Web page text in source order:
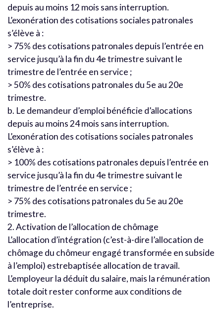
depuis au moins 12 mois sans interruption.
L’exonération des cotisations sociales patronales
s’élève à :
> 75% des cotisations patronales depuis l’entrée en
service jusqu’à la fin du 4e trimestre suivant le
trimestre de l’entrée en service ;
> 50% des cotisations patronales du 5e au 20e
trimestre.
b. Le demandeur d’emploi bénéficie d’allocations
depuis au moins 24 mois sans interruption.
L’exonération des cotisations sociales patronales
s’élève à :
> 100% des cotisations patronales depuis l’entrée en
service jusqu’à la fin du 4e trimestre suivant le
trimestre de l’entrée en service ;
> 75% des cotisations patronales du 5e au 20e
trimestre.
2. Activation de l’allocation de chômage
L’allocation d’intégration (c’est-à-dire l’allocation de
chômage du chômeur engagé transformée en subside
à l’emploi) estrebaptisée allocation de travail.
L’employeur la déduit du salaire, mais la rémunération
totale doit rester conforme aux conditions de
l’entreprise.